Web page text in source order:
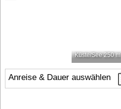
Küste/See 250 m
Anreise & Dauer auswählen